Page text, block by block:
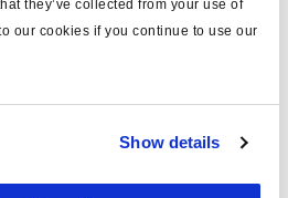
they’ve collected from your use of
our cookies if you continue to use our
Show details
45/60